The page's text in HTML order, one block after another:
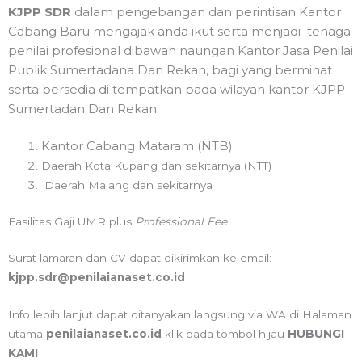
KJPP SDR dalam pengebangan dan perintisan Kantor
Cabang Baru mengajak anda ikut serta menjadi tenaga
penilai profesional dibawah naungan Kantor Jasa Penilai
Publik Sumertadana Dan Rekan, bagi yang berminat
serta bersedia di tempatkan pada wilayah kantor KJPP
Sumertadan Dan Rekan:
Kantor Cabang Mataram (NTB)
Daerah Kota Kupang dan sekitarnya (NTT)
Daerah Malang dan sekitarnya
Fasilitas Gaji UMR plus Professional Fee
Surat lamaran dan CV dapat dikirimkan ke email:
kjpp.sdr@penilaianaset.co.id
Info lebih lanjut dapat ditanyakan langsung via WA di Halaman
utama penilaianaset.co.id klik pada tombol hijau HUBUNGI
KAMI